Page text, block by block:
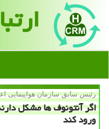
رئیس سابق سازمان هواپیمایی
اگر آنتونوف ها مشكل
ورود كند